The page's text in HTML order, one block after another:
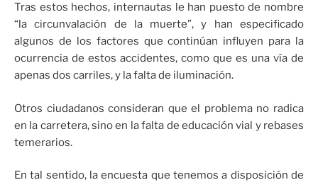
Tras estos hechos, internautas le han puesto de nombre
“la circunvalación de la muerte”, y han especificado
algunos de los factores que continúan influyen para la
ocurrencia de estos accidentes, como que es una vía de
apenas dos carriles, y la falta de iluminación.
Otros ciudadanos consideran que el problema no radica
en la carretera, sino en la falta de educación vial y rebases
temerarios.
En tal sentido, la encuesta que tenemos a disposición de